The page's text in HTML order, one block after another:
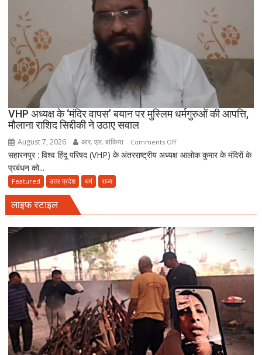
मुताबिक़
उलेमा
VHP अध्यक्ष के ‘मंदिर वापस’ बयान पर मुस्लिम धर्मगुरुओं की आपत्ति,
मौलाना राशिद सिद्दीकी ने उठाए सवाल
August 7, 2026 आर. एल. बांकिया Comments Offon
VHP
धर्मगुरुओं
की
आपत्ति,
मौलाना
राशिद
सिद्दीकी
ने
उठाए
सहारनपुर : विश्व हिंदू परिषद (VHP) के अंतरराष्ट्रीय अध्यक्ष आलोक कुमार के मंदिरों के
प्रबंधन को...
Featured उत्तर प्रदेश धर्म राज्य
लाइफ स्टाइल